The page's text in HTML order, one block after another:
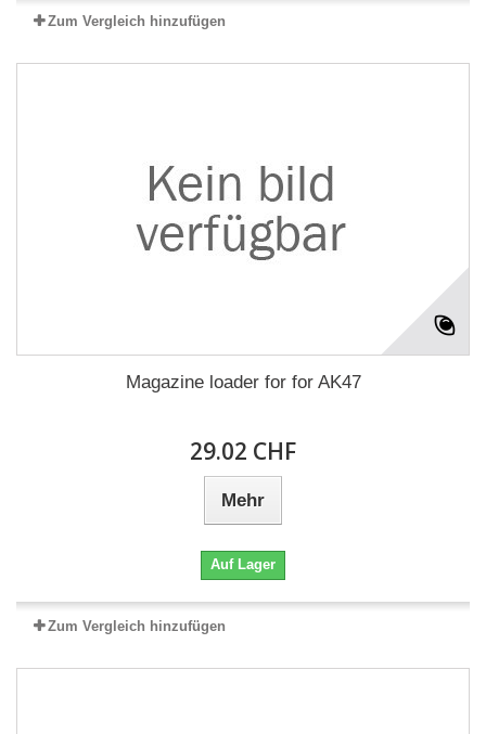
Zum Vergleich hinzufügen
Magazine loader for for AK47
29.02 CHF
Mehr
Auf Lager
Zum Vergleich hinzufügen